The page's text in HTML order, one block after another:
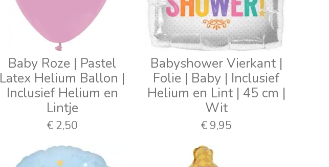
Baby Roze | Pastel
Latex Helium Ballon |
Inclusief Helium en
Lintje
€ 2,50
Babyshower Vierkant |
Folie | Baby | Inclusief
Helium en Lint | 45 cm |
Wit
€ 9,95